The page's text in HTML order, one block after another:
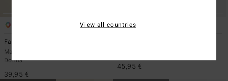
ECO
Familiar Roads
Maglietta a Maniche Lunghe Nero
Donna
39,95 €
1
45,95 €
View all countries